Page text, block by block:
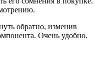
обратно, изменив
Очень удобно.